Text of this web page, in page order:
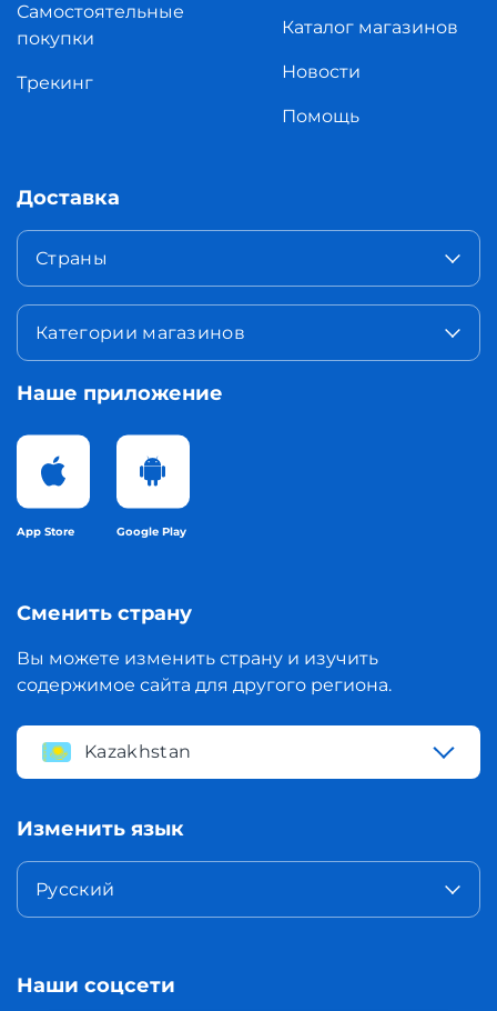
Самостоятельные
покупки
Трекинг
Каталог магазинов
Новости
Помощь
Доставка
Страны
Категории магазинов
Наше приложение
App Store Google Play
Сменить страну
Вы можете изменить страну и изучить
содержимое сайта для другого региона.
Kazakhstan
Изменить язык
Русский
Наши соцсети